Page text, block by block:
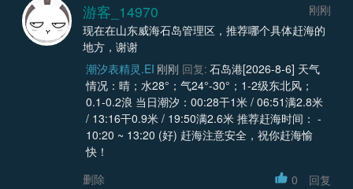
游客_14970
刚刚
现在在山东威海石岛管理区，推荐哪个具体赶海的
地方，谢谢
潮汐表精灵.EI 刚刚 回复: 石岛港[2026-8-6] 天气
情况：晴；水28°；气24°-30°；1-2级东北风；
0.1-0.2浪 当日潮汐：00:28干1米 / 06:51满2.8米
/ 13:16干0.9米 / 19:50满2.6米 推荐赶海时间： -
10:20 ~ 13:20 (好) 赶海注意安全，祝你赶海愉
快！
删除
0 回复